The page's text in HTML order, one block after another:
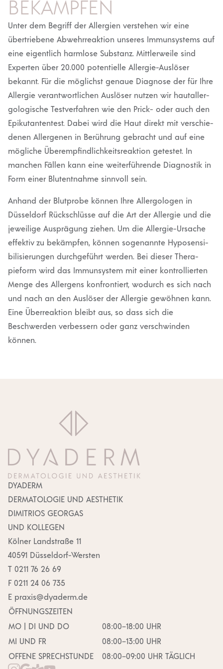
BEKÄMPFEN
Unter dem Begriff der Allergien verstehen wir eine
übertriebene Abwehr­re­aktion unseres Immun­systems auf
eine eigentlich harmlose Substanz. Mittler­weile sind
Experten über 20.000 poten­tielle Allergie-Auslöser
bekannt. Für die möglichst genaue Diagnose der für Ihre
Allergie verant­wort­lichen Auslöser nutzen wir hautall­er­
go­lo­gische Testver­fahren wie den Prick- oder auch den
Epiku­tan­tentest. Dabei wird die Haut direkt mit verschie­
denen Aller­genen in Berührung gebracht und auf eine
mögliche Überemp­find­lich­keits­re­aktion getestet. In
manchen Fällen kann eine weiter­füh­rende Diagnostik in
Form einer Blutent­nahme sinnvoll sein.
Anhand der Blutprobe können Ihre Aller­go­logen in
Düsseldorf Rückschlüsse auf die Art der Allergie und die
jeweilige Ausprägung ziehen. Um die Allergie-Ursache
effektiv zu bekämpfen, können sogenannte Hyposen­si­
bi­li­sie­rungen durch­ge­führt werden. Bei dieser Thera­
pieform wird das Immun­system mit einer kontrol­lierten
Menge des Allergens konfron­tiert, wodurch es sich nach
und nach an den Auslöser der Allergie gewöhnen kann.
Eine Überre­aktion bleibt aus, so dass sich die
Beschwerden verbessern oder ganz verschwinden
können.
DYADERM
DERMA­TOLOGIE UND AESTHETIK
DIMITRIOS GEORGAS
UND KOLLEGEN
Kölner Landstraße 11
40591 Düsseldorf-Wersten
T 0211 76 26 69
F 0211 24 06 735
E praxis@​dyaderm.​de
ÖFFNUNGS­ZEITEN
MO | DI UND DO
08:00–18:00 UHR
MI UND FR
08:00–13:00 UHR
OFFENE SPRECH­STUNDE
08:00–09:00 UHR TÄGLICH